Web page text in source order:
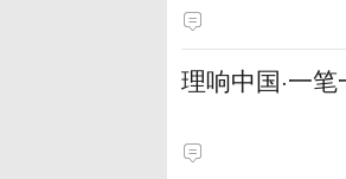
理响中国·一